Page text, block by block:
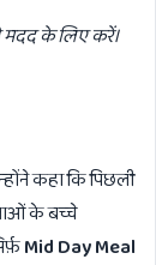
के लिए करें।
कहा कि पिछली
के बच्चे
Mid Day Meal